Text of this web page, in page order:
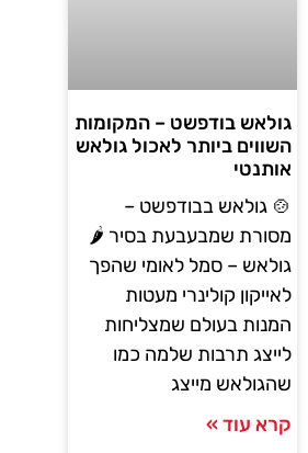
גולאש בודפשט – המקומות
השווים ביותר לאכול גולאש
אותנטי
🍲 גולאש בבודפשט –
מסורת שמבעבעת בסיר 🌶️
גולאש – סמל לאומי שהפך
לאייקון קולינרי מעטות
המנות בעולם שמצליחות
לייצג תרבות שלמה כמו
שהגולאש מייצג
קרא עוד »